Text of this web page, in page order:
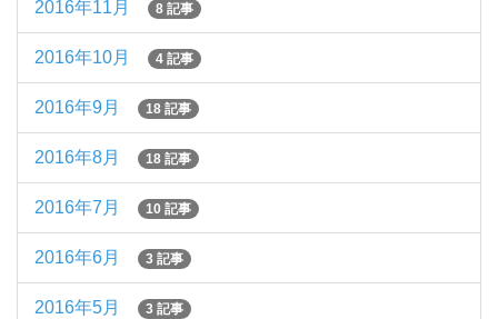
2016年11月 8 記事
2016年10月 4 記事
2016年9月 18 記事
2016年8月 18 記事
2016年7月 10 記事
2016年6月 3 記事
2016年5月 3 記事